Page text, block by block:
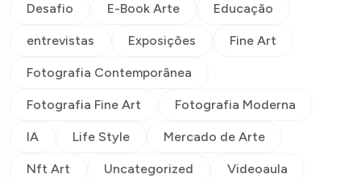
Desafio E-Book Arte Educação
entrevistas Exposições Fine Art
Fotografia Contemporânea
Fotografia Fine Art Fotografia Moderna
IA Life Style Mercado de Arte
Nft Art Uncategorized Videoaula